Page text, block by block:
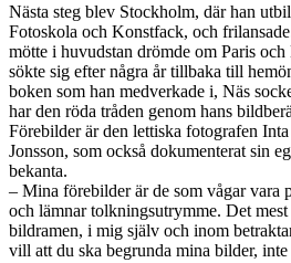
Nästa steg blev Stockholm, där han
Fotoskola och Konstfack, och
mötte i huvudstan drömde om Paris
sökte sig efter några år tillbaka till
boken som han medverkade i, Näs
har den röda tråden genom hans
Förebilder är den lettiska fotografen
Jonsson, som också dokumenterat sin
bekanta.
– Mina förebilder är de som vågar vara
och lämnar tolkningsutrymme. Det
bildramen, i mig själv och inom
vill att du ska begrunda mina bilder, inte